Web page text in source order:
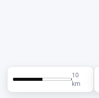
10
km